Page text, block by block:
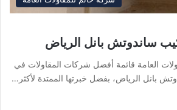
ساندوتش بانل الرياض
العامة قائمة أفضل شركات المقاولات في
بانل الرياض، بفضل خبرتها الممتدة لأكثر…